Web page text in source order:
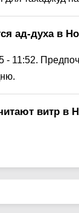
ад-духа в
- 11:52.
витр в